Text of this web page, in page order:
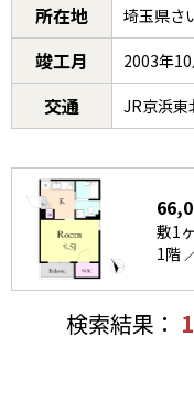
所在地 埼玉県さ
竣工月 2003年10
交通 JR京浜東
敷1
1階
検索結果：